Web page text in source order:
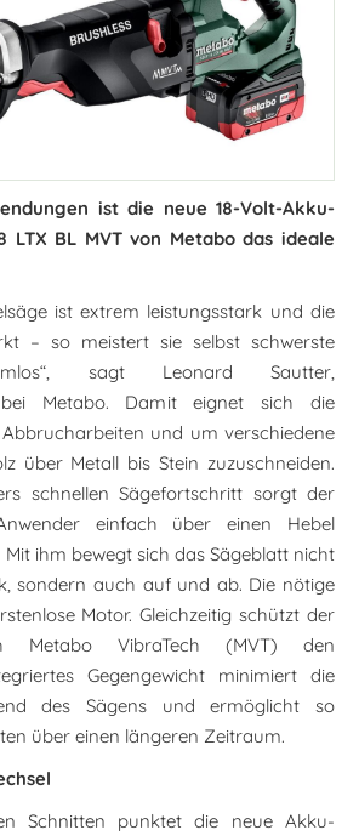
ist die neue 18-Volt-Akku-
LTX BL MVT von Metabo das ideale
ist extrem leistungsstark und die
– so meistert sie selbst schwerste
sagt Leonard Sautter,
bei Metabo. Damit eignet sich die
und um verschiedene
über Metall bis Stein zuzuschneiden.
schnellen Sägefortschritt sorgt der
einfach über einen Hebel
ihm bewegt sich das Sägeblatt nicht
sondern auch auf und ab. Die nötige
Motor. Gleichzeitig schützt der
Metabo VibraTech (MVT) den
Gegengewicht minimiert die
des Sägens und ermöglicht so
über einen längeren Zeitraum.
Schnitten punktet die neue Akku-